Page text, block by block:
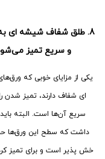
8. طلق شفاف شیشه ای
و سریع تمیز
یکی از مزایای خوبی که
ای شفاف دارند، تمیز شدن
سریع آن‌ها است. البته
داشت که سطح این ورق‌ها
خش پذیر است و برای تمیز